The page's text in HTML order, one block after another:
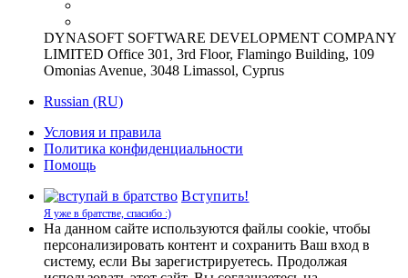
DYNASOFT SOFTWARE DEVELOPMENT COMPANY
LIMITED Office 301, 3rd Floor, Flamingo Building, 109
Omonias Avenue, 3048 Limassol, Cyprus
Russian (RU)
Условия и правила
Политика конфиденциальности
Помощь
Вступить!
Я уже в братстве, спасибо :)
На данном сайте используются файлы cookie, чтобы
персонализировать контент и сохранить Ваш вход в
систему, если Вы зарегистрируетесь. Продолжая